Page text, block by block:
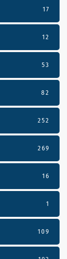
17
12
53
82
252
269
16
1
109